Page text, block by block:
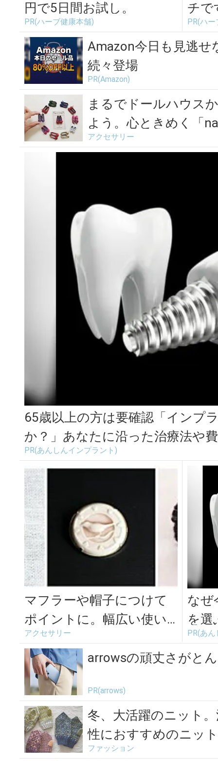
円で5日間お試し。
PR(ハーブ健康本舗)
チで
PR(ハ
Amazon今日も見逃せ
続々登場
PR(Amazon)
まるでドールハウス
よう。心ときめく「
靴...
アクセサリー
65歳以上の方は要確認「インプ
か？」あなたに沿った治療法や
PR(あんしんインプラント)
マフラーや帽子につけて
ポイントに。幅広い使い
方ができる大人かわいい
ブローチ
アクセサリー
なぜ
を選
以上
た歯
PR(あ
arrowsの頑丈さがと
PR(arrows)
冬、大活躍のニット
性におすすめのニッ
ファッション